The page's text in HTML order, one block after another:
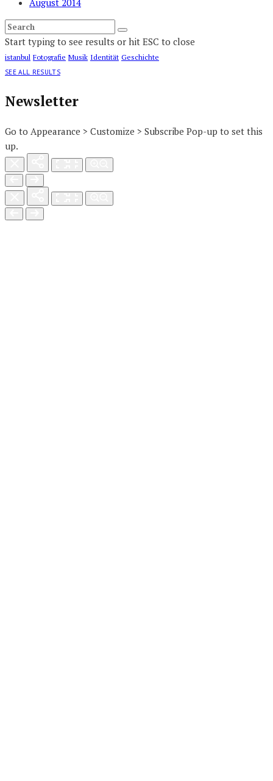
August 2014
Start typing to see results or hit ESC to close
istanbul Fotografie Musik Identität Geschichte
SEE ALL RESULTS
Newsletter
Go to Appearance > Customize > Subscribe Pop-up to set this
up.